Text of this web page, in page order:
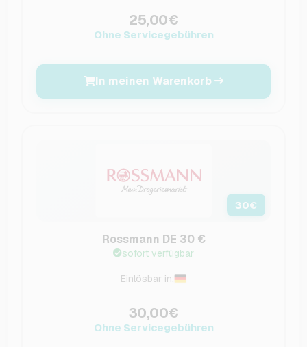
25,00€
Ohne Servicegebühren
In meinen Warenkorb
30€
Rossmann DE 30 €
sofort verfügbar
Einlösbar in:
30,00€
Ohne Servicegebühren